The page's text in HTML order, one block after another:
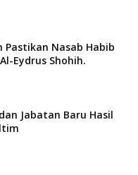
Pastikan Nasab Habib
Eydrus Shohih.
Jabatan Baru Hasil